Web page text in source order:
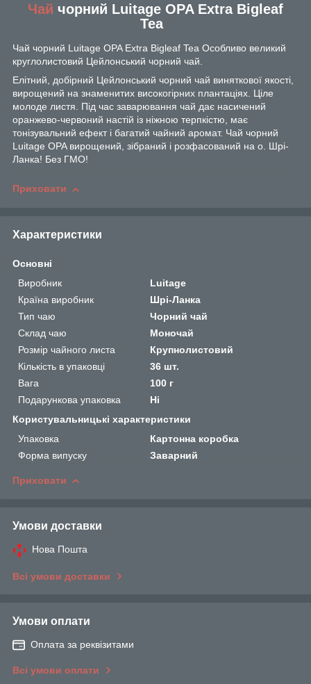
Чай чорний Luitage OPA Extra Bigleaf
Tea
Чай чорний Luitage OPA Extra Bigleaf Tea Особливо великий
круглолистовий Цейлонський чорний чай.
Елітний, добірний Цейлонський чорний чай виняткової якості,
вирощений на знаменитих високогірних плантаціях. Ціле
молоде листя. Під час заварювання чай дає насичений
оранжево-червоний настій із ніжною терпкістю, має
тонізувальний ефект і багатий чайний аромат. Чай чорний
Luitage OPA вирощений, зібраний і розфасований на о. Шрі-
Ланка! Без ГМО!
Приховати
Характеристики
Основні
Виробник
Luitage
Країна виробник
Шрі-Ланка
Тип чаю
Чорний чай
Склад чаю
Моночай
Розмір чайного листа
Крупнолистовий
Кількість в упаковці
36 шт.
Вага
100 г
Подарункова упаковка
Ні
Користувальницькі характеристики
Упаковка
Картонна коробка
Форма випуску
Заварний
Приховати
Умови доставки
Нова Пошта
Всі умови доставки
Умови оплати
Оплата за реквізитами
Всі умови оплати